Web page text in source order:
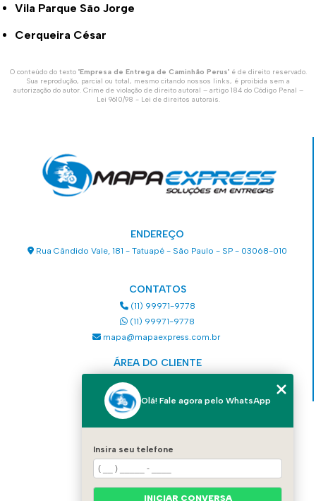
Vila Parque São Jorge
Cerqueira César
O conteúdo do texto "Empresa de Entrega de Caminhão Perus" é de direito reservado.
Sua reprodução, parcial ou total, mesmo citando nossos links, é proibida sem a
autorização do autor. Crime de violação de direito autoral – artigo 184 do Código Penal –
Lei 9610/98 - Lei de direitos autorais.
ENDEREÇO
Rua Cândido Vale, 181 - Tatuapé - São Paulo - SP - 03068-010
CONTATOS
(11) 99971-9778
(11) 99971-9778
mapa@mapaexpress.com.br
ÁREA DO CLIENTE
QUEM SOMOS
CONTATO
Olá! Fale agora pelo WhatsApp
Insira seu telefone
INICIAR CONVERSA